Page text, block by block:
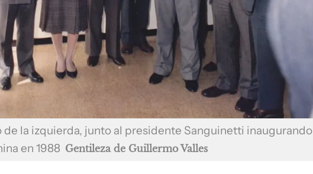
de la izquierda, junto al presidente Sanguinetti inaugurando
en 1988 Gentileza de Guillermo Valles